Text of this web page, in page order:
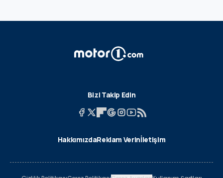
Bizi Takip Edin
HakkımızdaReklam Verinİletişim